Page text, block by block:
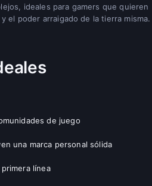
ideales para gamers que quieren
el poder arraigado de la tierra misma.
de juego
una marca personal sólida
línea